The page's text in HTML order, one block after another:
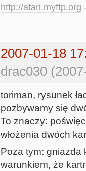
http://atari.myftp.org
2007-01-18
drac030
toriman, rysunek
pozbywamy się
To znaczy:
włożenia dwóch
Poza tym: gniazda
warunkiem, że